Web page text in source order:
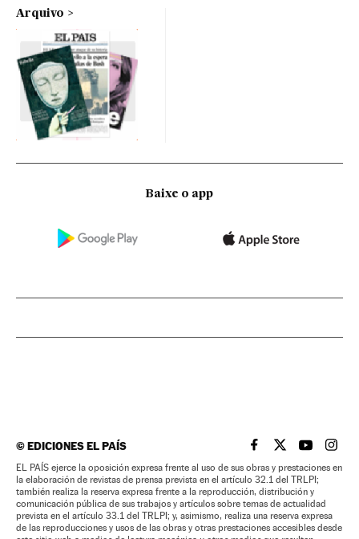
Arquivo
Baixe o app
©EDICIONES EL PAÍS EL PAÍS BRASIL EN
EL PAÍSEL PAÍS
EL
EL PAÍS ejerce la oposición expresa frente al uso de sus obras y prestaciones en
la elaboración de revistas de prensa prevista en el artículo 32.1 del TRLPI;
también realiza la reserva expresa frente a la reproducción, distribución y
comunicación pública de sus trabajos y artículos sobre temas de actualidad
prevista en el artículo 33.1 del TRLPI; y, asimismo, realiza una reserva expresa
de las reproducciones y usos de las obras y otras prestaciones accesibles desde